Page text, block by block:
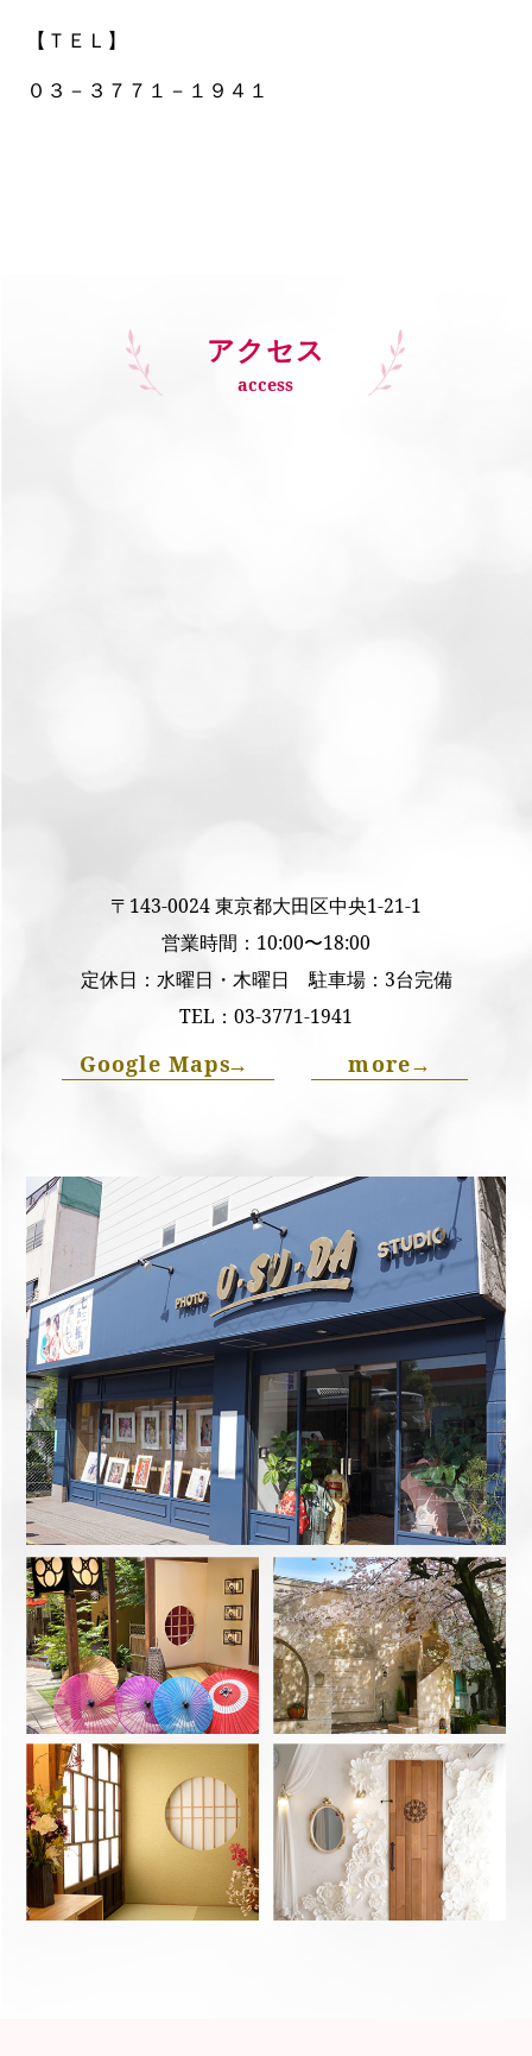
【ＴＥＬ】
０３－３７７１－１９４１
アクセス
access
〒143-0024 東京都大田区中央1-21-1
営業時間：10:00〜18:00
定休日：水曜日・木曜日 駐車場：3台完備
TEL： 03-3771-1941
Google Maps→ more→